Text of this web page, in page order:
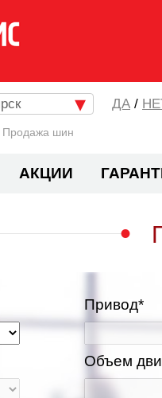
Продажа шин
/
АКЦИИ
Привод*
Объем